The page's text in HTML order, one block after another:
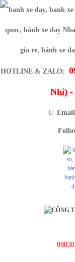
HOTLINE & ZALO:
Nhi) -